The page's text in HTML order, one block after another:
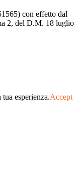
con effetto dal
2, del D.M. 18 luglio
esperienza.Accept